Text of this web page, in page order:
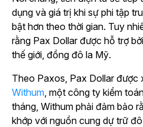
dụng và giá trị khi sự phi tập
bật hơn theo thời gian. Tuy
rằng Pax Dollar được hỗ trợ
thế giới, đồng đô la Mỹ.
Theo Paxos, Pax Dollar được
Withum, một công ty kiểm
tháng, Withum phải đảm bảo
khớp với nguồn cung dự trữ